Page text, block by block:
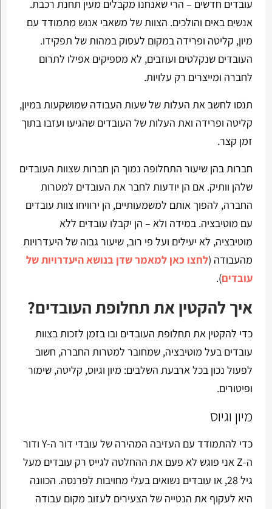
עובדים חדשים – הרי שאנחנו מקבלים מעין תחנת רכבת.
אנשים באים והולכים. הצוות של משאבי אנוש מתמודד עם
מיון, קליטה ופרידה במקום לעסוק במהות של תפקידו.
העובדים שנקלטים ועוזבים, לא מספיקים אפילו לתרום
לחברה ומייצרים רק עלויות.
תנסו לחשב את העלות של שעות העבודה שמושקעות במיון,
קליטה ופרידה ואת העלות של העובדים שהגיעו ועזבו בתוך
זמן קצר.
חברות בהן שיעור התחלופה נמוך הן חברות שצוות העובדים
שלהן וותיק. אם הן יודעות לחבר את העובדים למטרות
החברה, להפוך אותם למשמעותיים, הן ירוויחו צוות עובדים
עם מוטיבציה. במידה ולא – הן יקבלו עובדים ללא
מוטיבציה, לא יעילים ועל פי רוב, שיעור גבוה של היעדרויות
מהעבודה (לחצו כאן למאמר שדן בנושא היעדרויות של
עובדים).
איך להקטין את תחלופת העובדים?
כדי להקטין את תחלופת העובדים ובו בזמן לזכות בצוות
עובדים בעל מוטיבציה, שמחובר למטרות החברה, חשוב
לפעול נכון בכל ארבעת השלבים: מיון וגיוס, קליטה, שימור
ופיטורים.
מיון וגיוס
כדי להתמודד עם העזיבה המהירה של עובדי דור ה-Y ודור
ה-Z אני פוגש לא פעם את ההחלטה לגייס רק עובדים מעל
גיל 28, או עובדים נשואים בעלי מחויבות לפרנסה. הכוונה
היא לעקוף את הנטייה של הצעירים לעזוב מקום עבודה